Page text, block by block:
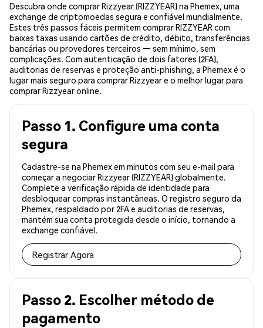
Descubra onde comprar Rizzyear (RIZZYEAR) na Phemex, uma
exchange de criptomoedas segura e confiável mundialmente.
Estes três passos fáceis permitem comprar RIZZYEAR com
baixas taxas usando cartões de crédito, débito, transferências
bancárias ou provedores terceiros — sem mínimo, sem
complicações. Com autenticação de dois fatores (2FA),
auditorias de reservas e proteção anti-phishing, a Phemex é o
lugar mais seguro para comprar Rizzyear e o melhor lugar para
comprar Rizzyear online.
Passo 1. Configure uma conta
segura
Cadastre-se na Phemex em minutos com seu e-mail para
começar a negociar Rizzyear (RIZZYEAR) globalmente.
Complete a verificação rápida de identidade para
desbloquear compras instantâneas. O registro seguro da
Phemex, respaldado por 2FA e auditorias de reservas,
mantém sua conta protegida desde o início, tornando a
exchange confiável.
Registrar Agora
Passo 2. Escolher método de
pagamento